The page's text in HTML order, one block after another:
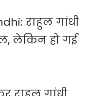
राहुल गांधी
लेकिन हो गई